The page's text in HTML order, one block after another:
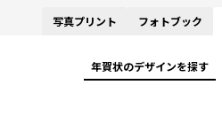
写真プリント フォトブック
年賀状のデザインを探す